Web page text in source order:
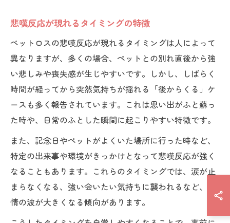
悲嘆反応が現れるタイミングの特徴
ペットロスの悲嘆反応が現れるタイミングは人によって
異なりますが、多くの場合、ペットとの別れ直後から強
い悲しみや喪失感が生じやすいです。しかし、しばらく
時間が経ってから突然気持ちが揺れる「後からくる」ケ
ースも多く報告されています。これは思い出がふと蘇っ
た時や、日常のふとした瞬間に起こりやすい特徴です。
また、記念日やペットがよくいた場所に行った時など、
特定の出来事や環境がきっかけとなって悲嘆反応が強く
なることもあります。これらのタイミングでは、涙が止
まらなくなる、強い会いたい気持ちに襲われるなど、感
情の波が大きくなる傾向があります。